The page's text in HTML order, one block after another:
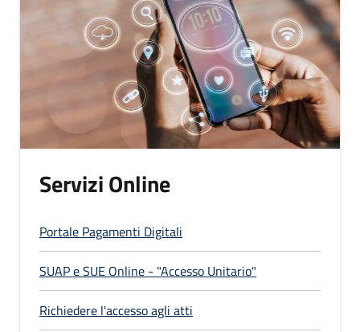
Servizi Online
Portale Pagamenti Digitali
SUAP e SUE Online - "Accesso Unitario"
Richiedere l'accesso agli atti